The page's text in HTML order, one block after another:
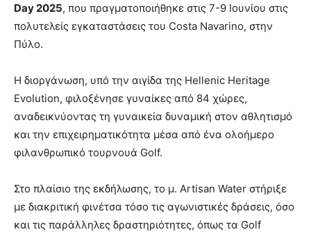
Day 2025, που πραγματοποιήθηκε στις 7-9 Ιουνίου στις
πολυτελείς εγκαταστάσεις του Costa Navarino, στην
Πύλο.
Η διοργάνωση, υπό την αιγίδα της Hellenic Heritage
Evolution, φιλοξένησε γυναίκες από 84 χώρες,
αναδεικνύοντας τη γυναικεία δυναμική στον αθλητισμό
και την επιχειρηματικότητα μέσα από ένα ολοήμερο
φιλανθρωπικό τουρνουά Golf.
Στο πλαίσιο της εκδήλωσης, το μ. Artisan Water στήριξε
με διακριτική φινέτσα τόσο τις αγωνιστικές δράσεις, όσο
και τις παράλληλες δραστηριότητες, όπως τα Golf